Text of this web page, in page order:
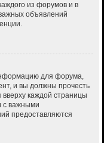
из форумов и в
объявлений
для форума,
и вы должны прочесть
каждой страницы
с важными
предоставляются